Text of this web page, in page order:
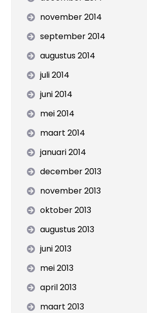
november 2014
september 2014
augustus 2014
juli 2014
juni 2014
mei 2014
maart 2014
januari 2014
december 2013
november 2013
oktober 2013
augustus 2013
juni 2013
mei 2013
april 2013
maart 2013